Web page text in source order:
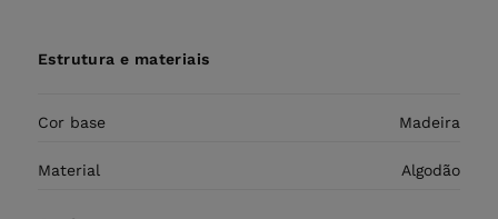
Estrutura e materiais
Cor base Madeira
Material Algodão